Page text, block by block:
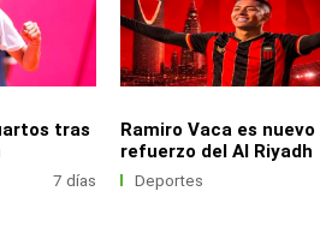
tras
7 días
Ramiro Vaca es nuevo
refuerzo del Al Riyadh
Deportes